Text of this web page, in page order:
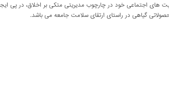
اجتماعی خود در چارچوب مدیریتی متکی بر اخلاق، در پی
گیاهی در راستای ارتقای سلامت جامعه می باشد.